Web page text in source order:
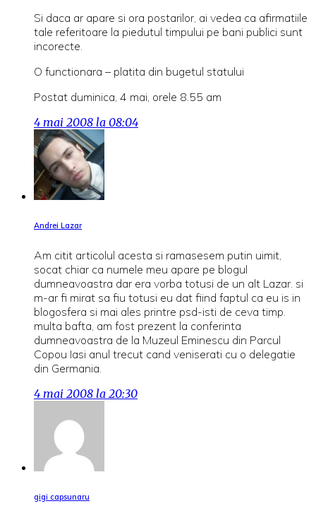
Si daca ar apare si ora postarilor, ai vedea ca afirmatiile
tale referitoare la piedutul timpului pe bani publici sunt
incorecte.
O functionara – platita din bugetul statului
Postat duminica, 4 mai, orele 8.55 am
4 mai 2008 la 08:04
Andrei Lazar
Am citit articolul acesta si ramasesem putin uimit,
socat chiar ca numele meu apare pe blogul
dumneavoastra dar era vorba totusi de un alt Lazar. si
m-ar fi mirat sa fiu totusi eu dat fiind faptul ca eu is in
blogosfera si mai ales printre psd-isti de ceva timp.
multa bafta, am fost prezent la conferinta
dumneavoastra de la Muzeul Eminescu din Parcul
Copou Iasi anul trecut cand veniserati cu o delegatie
din Germania.
4 mai 2008 la 20:30
gigi capsunaru